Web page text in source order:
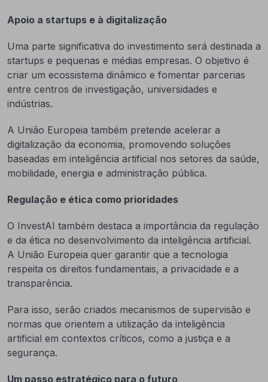
Apoio a startups e à digitalização
Uma parte significativa do investimento será destinada a
startups e pequenas e médias empresas. O objetivo é
criar um ecossistema dinâmico e fomentar parcerias
entre centros de investigação, universidades e
indústrias.
A União Europeia também pretende acelerar a
digitalização da economia, promovendo soluções
baseadas em inteligência artificial nos setores da saúde,
mobilidade, energia e administração pública.
Regulação e ética como prioridades
O InvestAI também destaca a importância da regulação
e da ética no desenvolvimento da inteligência artificial.
A União Europeia quer garantir que a tecnologia
respeita os direitos fundamentais, a privacidade e a
transparência.
Para isso, serão criados mecanismos de supervisão e
normas que orientem a utilização da inteligência
artificial em contextos críticos, como a justiça e a
segurança.
Um passo estratégico para o futuro